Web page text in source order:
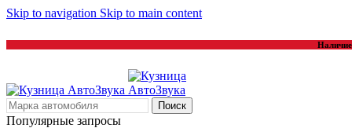
Skip to navigation Skip to main content
Поиск
Популярные запросы